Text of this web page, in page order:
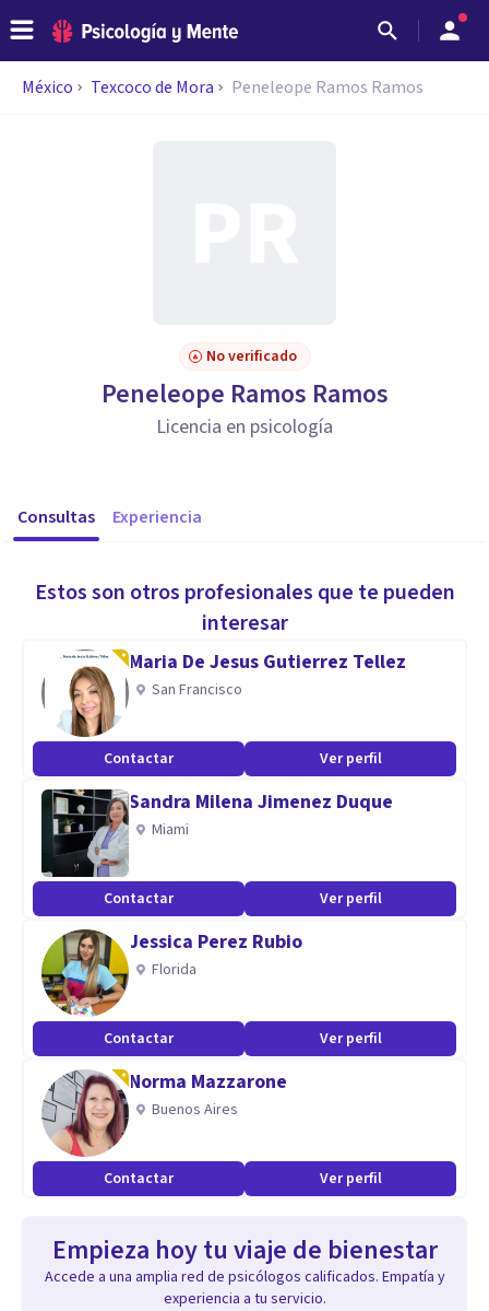
México Texcoco de Mora Peneleope Ramos Ramos
No verificado
Peneleope Ramos Ramos
Licencia en psicología
Consultas Experiencia
Estos son otros profesionales que te pueden
interesar
Maria De Jesus Gutierrez Tellez
San Francisco
Contactar Ver perfil
Sandra Milena Jimenez Duque
Miami
Contactar Ver perfil
Jessica Perez Rubio
Florida
Contactar Ver perfil
Norma Mazzarone
Buenos Aires
Contactar Ver perfil
Empieza hoy tu viaje de bienestar
Accede a una amplia red de psicólogos calificados. Empatía y
experiencia a tu servicio.